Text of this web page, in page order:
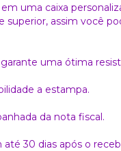
uma caixa
assim você
uma ótima
a estampa.
da nota fiscal.
30 dias após o